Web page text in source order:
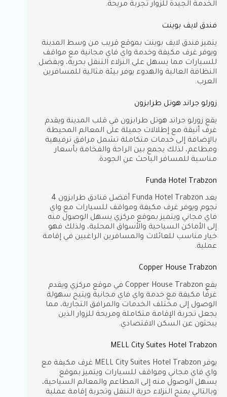
الخدمة الجيدة للزوار تجربة مريحة.
فندق لايف بوينت
يتميز فندق لايف بوينت بموقع قريب من وسط المدينة
ويوفر غرف مكيفة وخدمة واي فاي مجانية مع مواقف
للسيارات مما يسهل على النزلاء التنقل بحرية، وبفضل
النظافة العالية والهدوء يوفر بيئة مثالية للمسافرين
العرب.
زورلو جراند هوتل طرابزون
يقع زورلو جراند هوتل طرابزون في قلب المدينة ويقدم
غرف أنيقة مع إطلالات جميلة على المعالم المحيطة
بالإضافة إلى خدمات متكاملة تشمل مرافق ترفيهية
ومطاعم، لذلك يجمع بين الراحة والفخامة بأسعار
مناسبة للمسافر الباحث عن الجودة.
Funda Hotel Trabzon
يعد Funda Hotel Trabzon أفضل فنادق طرابزون 4
نجوم ويوفر غرف مكيفة ومواقف للسيارات مع واي
فاي مجاني ويتميز بموقع مركزي يسهل الوصول منه
إلى الأماكن السياحية والأسواق المحلية، ولذلك فهو
خيار مناسب للعائلات والمسافرين الراغبين في إقامة
عملية.
Copper House Trabzon
يقع Copper House Trabzon في موقع مركزي ويقدم
غرفًا مكيفة مع خدمة واي فاي مجانية ويتيح سهولة
الوصول إلى مختلف الخدمات والمرافق التجارية، مما
يجعل تجربة الإقامة متكاملة ومريحة للزوار الذين
يبحثون عن السكن الاقتصادي.
MELL City Suites Hotel Trabzon
يوفر MELL City Suites Hotel Trabzon غرف مكيفة مع
واي فاي مجاني ومواقف للسيارات ويتميز بموقع
يسهل الوصول منه إلى المطاعم والمعالم السياحية،
وبالتالي يمنح النزلاء حرية التنقل وتجربة إقامة عملية